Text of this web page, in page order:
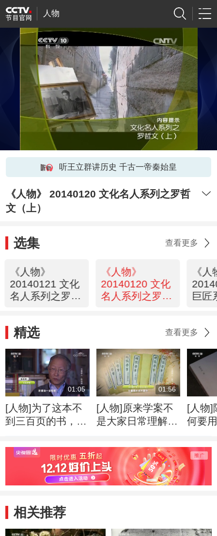
人物
听王立群讲历史 千古一帝秦始皇
《人物》 20140120 文化名人系列之罗哲
文（上）
选集 查看更多
《人物》
20140121 文化
名人系列之罗哲
《人物》
20140120 文化
名人系列之罗哲
《
巨匠
精选 查看更多
01:05
[人物]为了这本不
到三百页的书，陈
的心血
01:56
[人物]原来学案不
是大家日常理解的
[人物]
何要
相关推荐